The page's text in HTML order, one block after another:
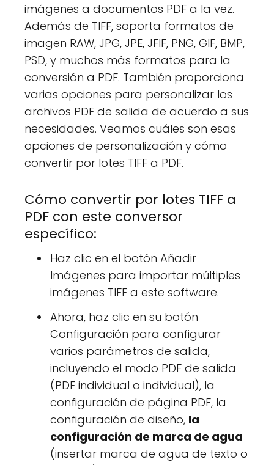
imágenes a documentos PDF a la vez.
Además de TIFF, soporta formatos de
imagen RAW, JPG, JPE, JFIF, PNG, GIF, BMP,
PSD, y muchos más formatos para la
conversión a PDF. También proporciona
varias opciones para personalizar los
archivos PDF de salida de acuerdo a sus
necesidades. Veamos cuáles son esas
opciones de personalización y cómo
convertir por lotes TIFF a PDF.
Cómo convertir por lotes TIFF a
PDF con este conversor
específico:
Haz clic en el botón Añadir
Imágenes para importar múltiples
imágenes TIFF a este software.
Ahora, haz clic en su botón
Configuración para configurar
varios parámetros de salida,
incluyendo el modo PDF de salida
(PDF individual o individual), la
configuración de página PDF, la
configuración de diseño, la
configuración de marca de agua
(insertar marca de agua de texto o